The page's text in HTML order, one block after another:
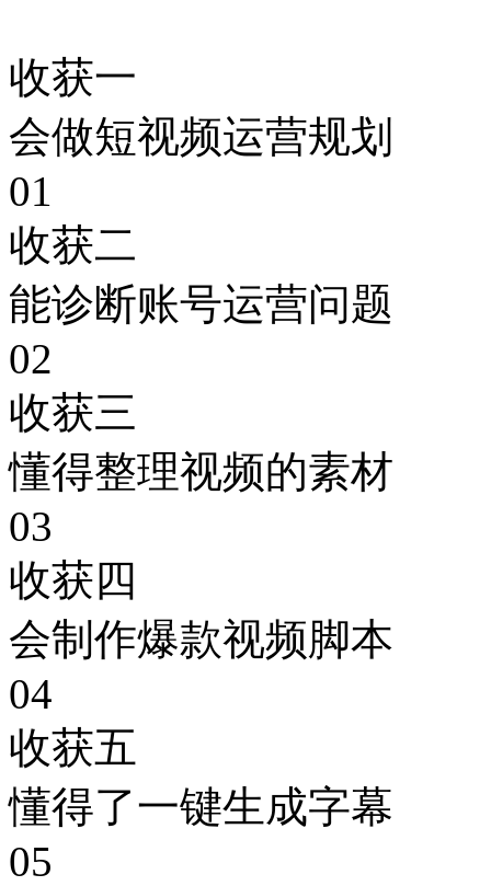
收获一
会做短视频运营规划
01
收获二
能诊断账号运营问题
02
收获三
懂得整理视频的素材
03
收获四
会制作爆款视频脚本
04
收获五
懂得了一键生成字幕
05